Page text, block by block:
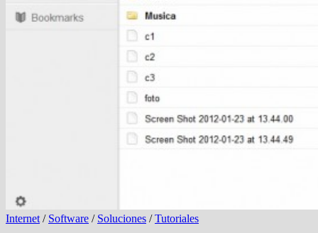
Internet / Software / Soluciones /Tutoriales